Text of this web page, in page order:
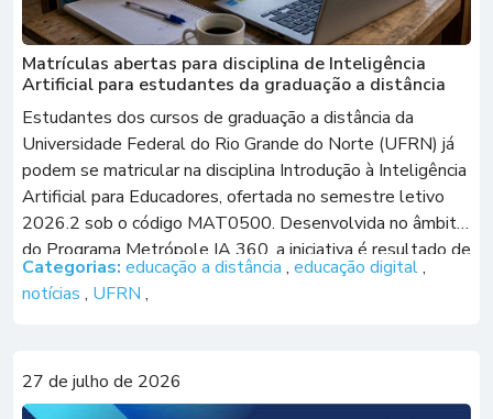
Matrículas abertas para disciplina de Inteligência
Artificial para estudantes da graduação a distância
Estudantes dos cursos de graduação a distância da
Universidade Federal do Rio Grande do Norte (UFRN) já
podem se matricular na disciplina Introdução à Inteligência
Artificial para Educadores, ofertada no semestre letivo
2026.2 sob o código MAT0500. Desenvolvida no âmbito
do Programa Metrópole IA 360, a iniciativa é resultado de
uma parceria entre a Secretaria […]
Categorias: educação a distância , educação digital,
notícias , UFRN ,
27 de julho de 2026